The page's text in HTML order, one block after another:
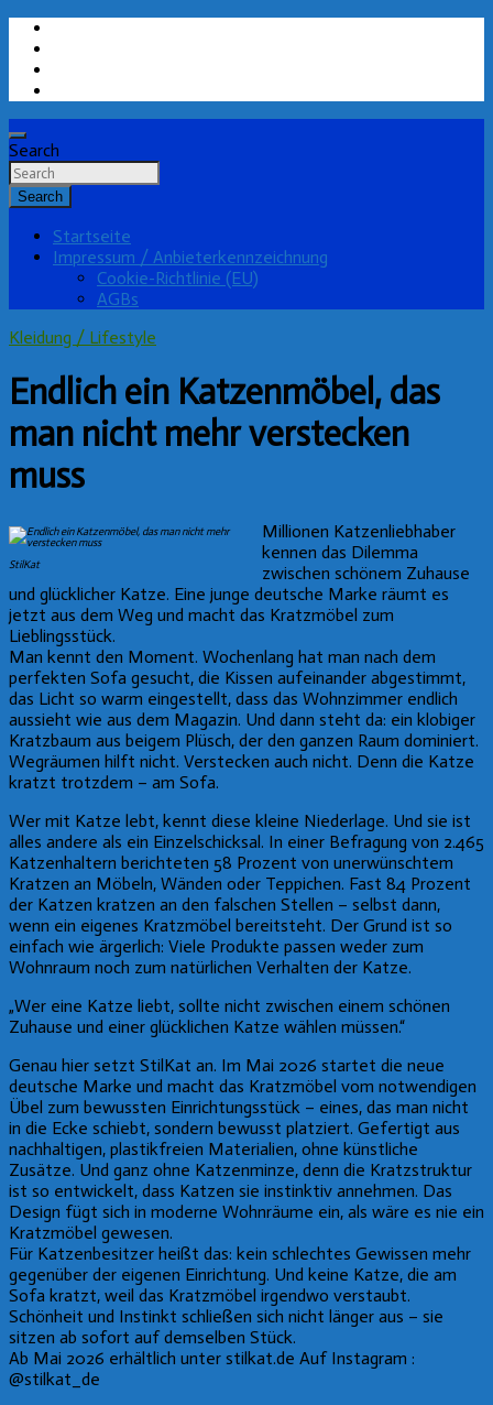
Skip
content
Pflumm.de
Search
Search
Startseite
Impressum / Anbieterkennzeichnung
Cookie-Richtlinie (EU)
AGBs
Kleidung / Lifestyle
Endlich ein Katzenmöbel, das
man nicht mehr verstecken
muss
StilKat
Millionen Katzenliebhaber
kennen das Dilemma
zwischen schönem Zuhause
und glücklicher Katze. Eine junge deutsche Marke räumt es
jetzt aus dem Weg und macht das Kratzmöbel zum
Lieblingsstück.
Man kennt den Moment. Wochenlang hat man nach dem
perfekten Sofa gesucht, die Kissen aufeinander abgestimmt,
das Licht so warm eingestellt, dass das Wohnzimmer endlich
aussieht wie aus dem Magazin. Und dann steht da: ein klobiger
Kratzbaum aus beigem Plüsch, der den ganzen Raum dominiert.
Wegräumen hilft nicht. Verstecken auch nicht. Denn die Katze
kratzt trotzdem – am Sofa.
Wer mit Katze lebt, kennt diese kleine Niederlage. Und sie ist
alles andere als ein Einzelschicksal. In einer Befragung von 2.465
Katzenhaltern berichteten 58 Prozent von unerwünschtem
Kratzen an Möbeln, Wänden oder Teppichen. Fast 84 Prozent
der Katzen kratzen an den falschen Stellen – selbst dann,
wenn ein eigenes Kratzmöbel bereitsteht. Der Grund ist so
einfach wie ärgerlich: Viele Produkte passen weder zum
Wohnraum noch zum natürlichen Verhalten der Katze.
„Wer eine Katze liebt, sollte nicht zwischen einem schönen
Zuhause und einer glücklichen Katze wählen müssen.“
Genau hier setzt StilKat an. Im Mai 2026 startet die neue
deutsche Marke und macht das Kratzmöbel vom notwendigen
Übel zum bewussten Einrichtungsstück – eines, das man nicht
in die Ecke schiebt, sondern bewusst platziert. Gefertigt aus
nachhaltigen, plastikfreien Materialien, ohne künstliche
Zusätze. Und ganz ohne Katzenminze, denn die Kratzstruktur
ist so entwickelt, dass Katzen sie instinktiv annehmen. Das
Design fügt sich in moderne Wohnräume ein, als wäre es nie ein
Kratzmöbel gewesen.
Für Katzenbesitzer heißt das: kein schlechtes Gewissen mehr
gegenüber der eigenen Einrichtung. Und keine Katze, die am
Sofa kratzt, weil das Kratzmöbel irgendwo verstaubt.
Schönheit und Instinkt schließen sich nicht länger aus – sie
sitzen ab sofort auf demselben Stück.
Ab Mai 2026 erhältlich unter stilkat.de Auf Instagram :
@stilkat_de